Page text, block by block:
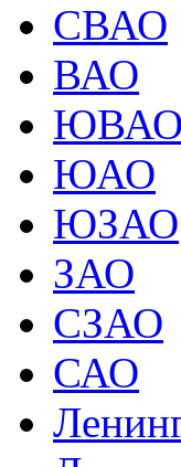
СВАО
ВАО
ЮВАО
ЮАО
ЮЗАО
ЗАО
СЗАО
САО